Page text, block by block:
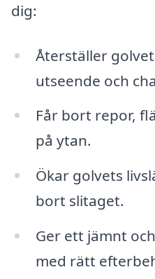
dig:
Återställer
utseende och
Får bort repor,
på ytan.
Ökar golvets
bort slitaget.
Ger ett jämnt
med rätt